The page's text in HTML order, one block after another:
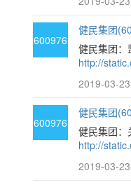
600976
健民集团
健民集团：
http://
2019-03-
600976
健民集团
健民集团：
http://
2019-03-